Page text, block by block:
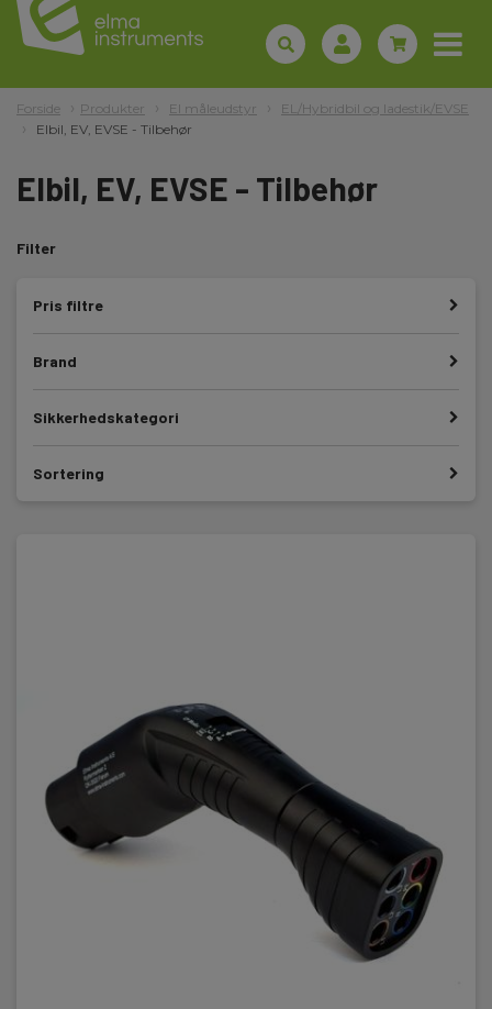
Forside Produkter El måleudstyr
EL/Hybridbil og ladestik/EVSE
Elbil, EV, EVSE - Tilbehør
Elbil, EV, EVSE - Tilbehør
Filter
Pris filtre
Brand
Sikkerhedskategori
Sortering